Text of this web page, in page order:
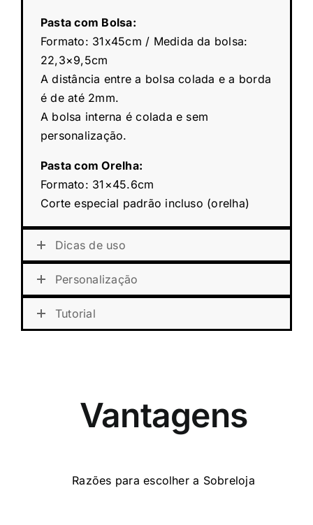
Pasta com Bolsa:
Formato: 31x45cm / Medida da bolsa:
22,3×9,5cm
A distância entre a bolsa colada e a borda
é de até 2mm.
A bolsa interna é colada e sem
personalização.
Pasta com Orelha:
Formato: 31×45.6cm
Corte especial padrão incluso (orelha)
Dicas de uso
Personalização
Tutorial
Vantagens
Razões para escolher a Sobreloja